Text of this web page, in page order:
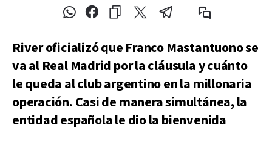
River oficializó que Franco Mastantuono se
va al Real Madrid por la cláusula y cuánto
le queda al club argentino en la millonaria
operación. Casi de manera simultánea, la
entidad española le dio la bienvenida